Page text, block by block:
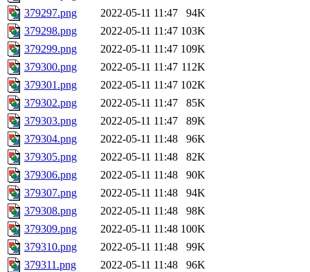
379297.png
2022-05-11 11:47
94K
379298.png
2022-05-11 11:47 103K
379299.png
2022-05-11 11:47 109K
379300.png
2022-05-11 11:47 112K
379301.png
2022-05-11 11:47 102K
379302.png
2022-05-11 11:47
85K
379303.png
2022-05-11 11:47
89K
379304.png
2022-05-11 11:48
96K
379305.png
2022-05-11 11:48
82K
379306.png
2022-05-11 11:48
90K
379307.png
2022-05-11 11:48
94K
379308.png
2022-05-11 11:48
98K
379309.png
2022-05-11 11:48 100K
379310.png
2022-05-11 11:48
99K
379311.png
2022-05-11 11:48
96K